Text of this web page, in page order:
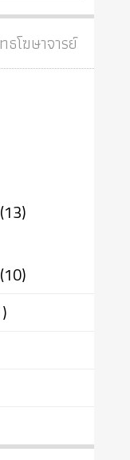
โฆษาจารย์
(13)
(10)